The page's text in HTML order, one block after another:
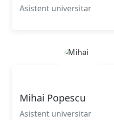
Asistent universitar
Mihai Popescu
Asistent universitar